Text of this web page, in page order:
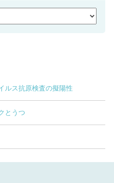
ス抗原検査の擬陽性
とうつ